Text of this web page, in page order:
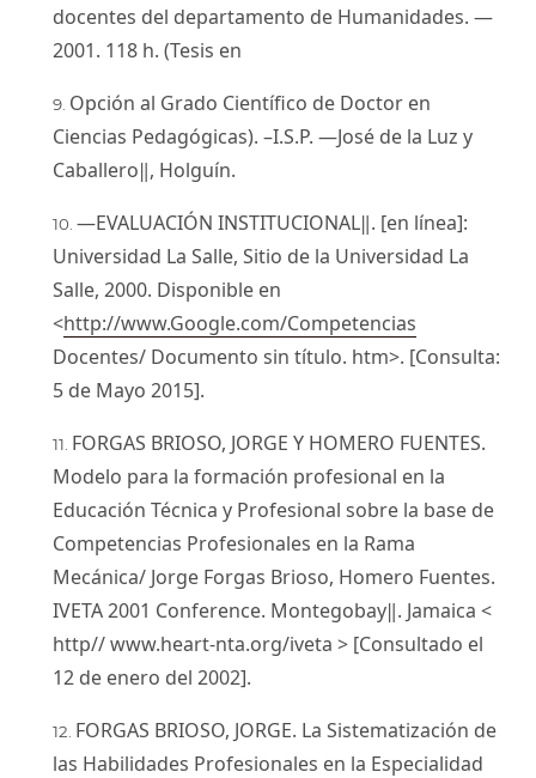
docentes del departamento de Humanidades. —
2001. 118 h. (Tesis en
Opción al Grado Científico de Doctor en
Ciencias Pedagógicas). –I.S.P. ―José de la Luz y
Caballero‖, Holguín.
―EVALUACIÓN INSTITUCIONAL‖. [en línea]:
Universidad La Salle, Sitio de la Universidad La
Salle, 2000. Disponible en
<http://www.Google.com/Competencias
Docentes/ Documento sin título. htm>. [Consulta:
5 de Mayo 2015].
FORGAS BRIOSO, JORGE Y HOMERO FUENTES.
Modelo para la formación profesional en la
Educación Técnica y Profesional sobre la base de
Competencias Profesionales en la Rama
Mecánica/ Jorge Forgas Brioso, Homero Fuentes.
IVETA 2001 Conference. Montegobay‖. Jamaica <
http// www.heart-nta.org/iveta > [Consultado el
12 de enero del 2002].
FORGAS BRIOSO, JORGE. La Sistematización de
las Habilidades Profesionales en la Especialidad